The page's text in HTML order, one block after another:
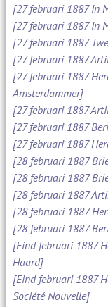
[27 februari 1887 In
[27 februari 1887 In
[27 februari 1887
[27 februari 1887
[27 februari 1887
Amsterdammer]
[27 februari 1887
[27 februari 1887
[27 februari 1887
[28 februari 1887
[28 februari 1887
[28 februari 1887
[28 februari 1887
[28 februari 1887
[Eind februari 1887
Haard]
[Eind februari 1887
Société Nouvelle]